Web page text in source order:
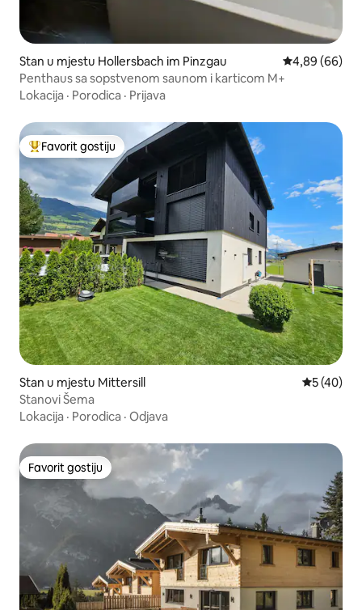
Stan u mjestu Hollersbach im Pinzgau prosječna
4,89 (66)
Penthaus sa sopstvenom saunom i karticom M+
Lokacija · Porodica · Prijava
Glavni favorit gostiju
Favorit gostiju
Stan u mjestu Mittersill prosječna
5 (40)
Stanovi Šema
Lokacija · Porodica · Odjava
Favorit gostiju
Favorit gostiju